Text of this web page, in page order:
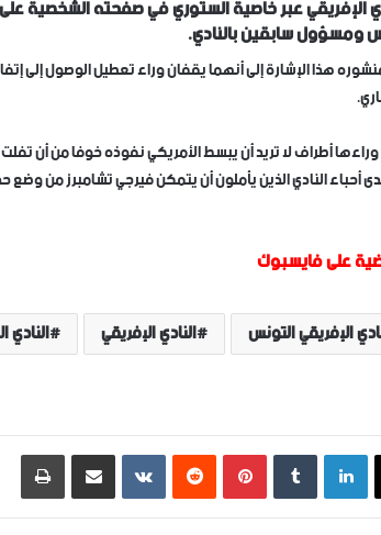
عبر خاصية الستوري في صفحته الشخصية
ومسؤول سابقين بالنادي.
هذا الإشارة إلى أنهما يقفان وراء تعطيل الوصول إلى
وراءها أطراف لا تريد أن يبسط الأمريكي نفوذه خوفا من أن
النادي الذين يأملون أن يتمكن فيرجي تشامبرز من وضع
على فايسبوك
الإفريقي التونس النادي الإفريقي النادي
لينكدإن بينتيريست ‏VKontakte